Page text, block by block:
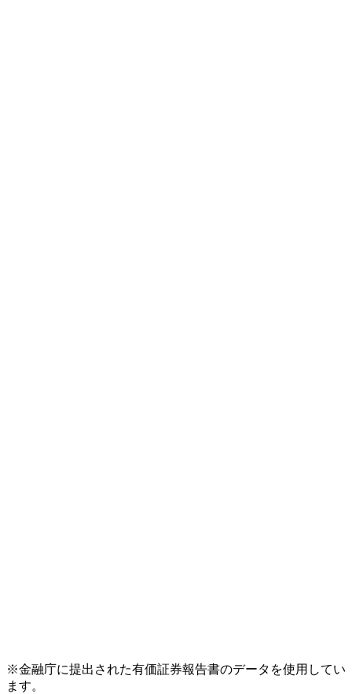
※金融庁に提出された有価証券報告書のデータを使用してい
ます。